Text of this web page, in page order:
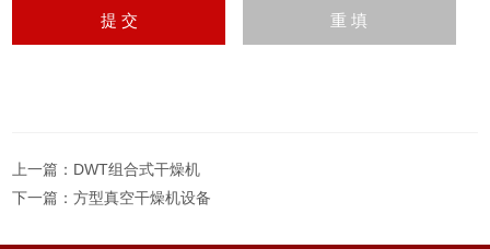
上一篇： DWT组合式干燥机
下一篇：方型真空干燥机设备